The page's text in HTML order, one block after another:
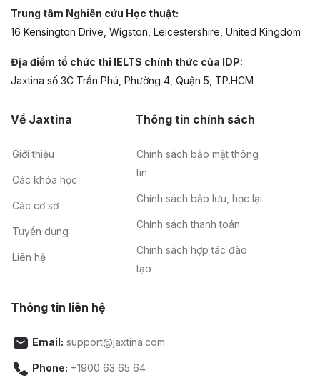
Trung tâm Nghiên cứu Học thuật:
16 Kensington Drive, Wigston, Leicestershire, United Kingdom
Địa điểm tổ chức thi IELTS chính thức của IDP:
Jaxtina số 3C Trần Phú, Phường 4, Quận 5, TP.HCM
Về Jaxtina
Giới thiệu
Các khóa học
Các cơ sở
Tuyển dụng
Liên hệ
Thông tin chính sách
Chính sách bảo mật thông
tin
Chính sách bảo lưu, học lại
Chính sách thanh toán
Chính sách hợp tác đào
tạo
Thông tin liên hệ
Email: support@jaxtina.com
Phone: +1900 63 65 64